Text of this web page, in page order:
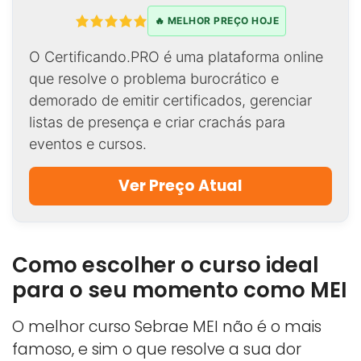
🔥 MELHOR PREÇO HOJE
O Certificando.PRO é uma plataforma online
que resolve o problema burocrático e
demorado de emitir certificados, gerenciar
listas de presença e criar crachás para
eventos e cursos.
Ver Preço Atual
Como escolher o curso ideal
para o seu momento como MEI
O melhor curso Sebrae MEI não é o mais
famoso, e sim o que resolve a sua dor